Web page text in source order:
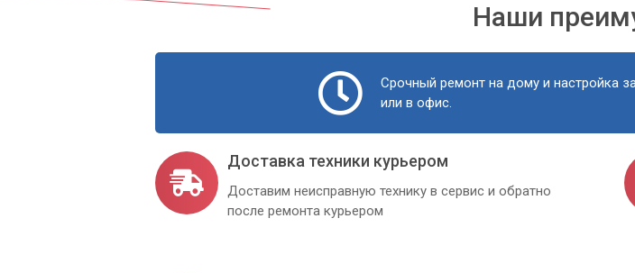
целостность системных файлов после удаления вирусов и, при
рабочего состояния. Кроме того, мы дадим вам рекомендации по
вашего компьютера, чтобы предотвратить будущие заражения.
Наши
Срочный ремонт на дому и настройка
или в офис.
Доставка техники курьером
Доставим неисправную технику в сервис и обратно
после ремонта курьером